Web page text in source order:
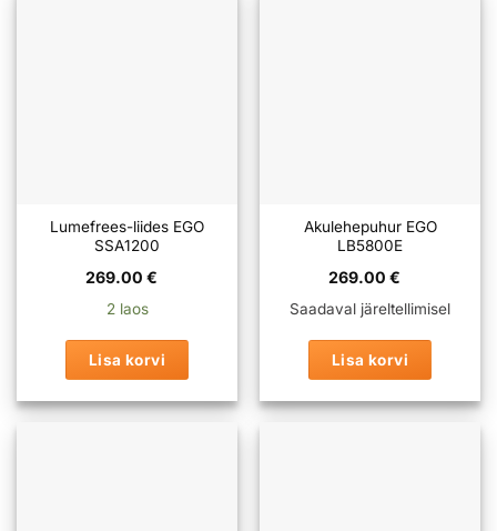
Lumefrees-liides EGO
SSA1200
269.00 €
2 laos
Lisa korvi
Akulehepuhur EGO
LB5800E
269.00 €
Saadaval järeltellimisel
Lisa korvi